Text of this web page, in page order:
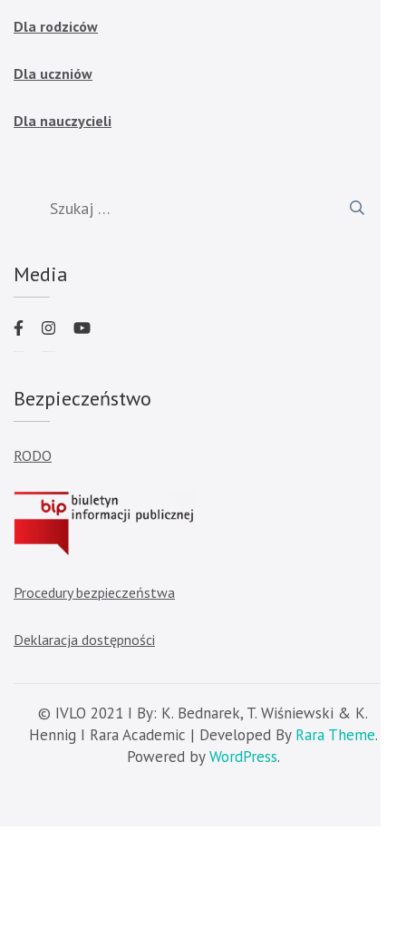
Dla rodziców
Dla uczniów
Dla nauczycieli
Media
Bezpieczeństwo
RODO
Procedury bezpieczeństwa
Deklaracja dostępności
© IVLO 2021 I By: K. Bednarek, T. Wiśniewski & K.
Hennig I Rara Academic | Developed By Rara Theme.
Powered byWordPress.